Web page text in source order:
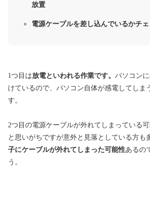
放置
電源ケーブルを差し込んでいるかチェ
1つ目は放電といわれる作業です。 パソコン
けているので、パソコン自体が感電してしま
す。
2つ目の電源ケーブルが外れてしまっている
と思いがちですが意外と見落としている方も
子にケーブルが外れてしまった可能性あるの
う。